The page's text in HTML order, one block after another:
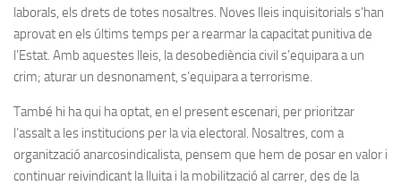
laborals, els drets de totes nosaltres. Noves lleis inquisitorials s’han
aprovat en els últims temps per a rearmar la capacitat punitiva de
l’Estat. Amb aquestes lleis, la desobediència civil s’equipara a un
crim; aturar un desnonament, s’equipara a terrorisme.
També hi ha qui ha optat, en el present escenari, per prioritzar
l’assalt a les institucions per la via electoral. Nosaltres, com a
organització anarcosindicalista, pensem que hem de posar en valor i
continuar reivindicant la lluita i la mobilització al carrer, des de la